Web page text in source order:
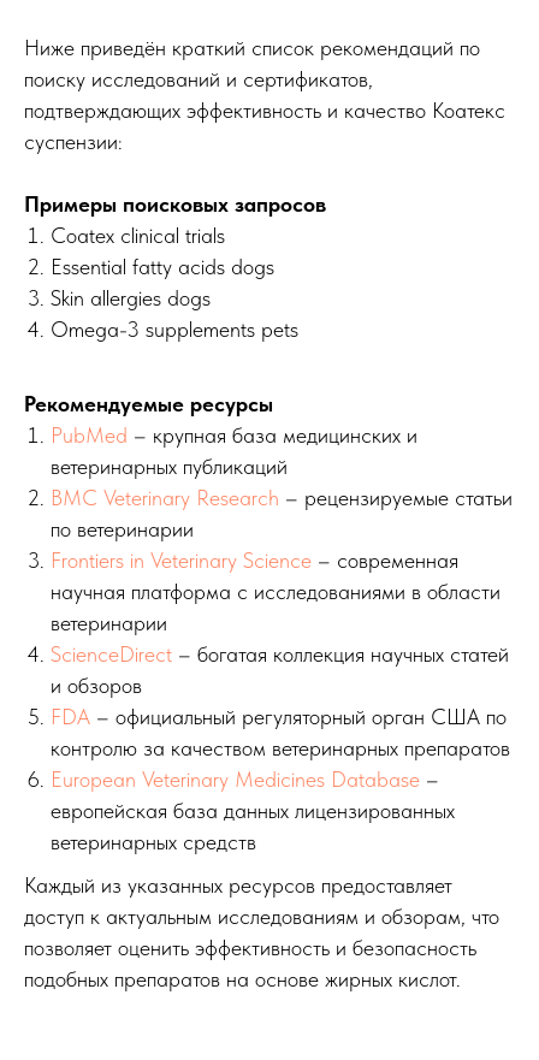
Ниже приведён краткий список рекомендаций по
поиску исследований и сертификатов,
подтверждающих эффективность и качество Коатекс
суспензии:
Примеры поисковых запросов
Coatex clinical trials
Essential fatty acids dogs
Skin allergies dogs
Omega-3 supplements pets
Рекомендуемые ресурсы
PubMed – крупная база медицинских и
ветеринарных публикаций
BMC Veterinary Research – рецензируемые статьи
по ветеринарии
Frontiers in Veterinary Science – современная
научная платформа с исследованиями в области
ветеринарии
ScienceDirect – богатая коллекция научных статей
и обзоров
FDA – официальный регуляторный орган США по
контролю за качеством ветеринарных препаратов
European Veterinary Medicines Database –
европейская база данных лицензированных
ветеринарных средств
Каждый из указанных ресурсов предоставляет
доступ к актуальным исследованиям и обзорам, что
позволяет оценить эффективность и безопасность
подобных препаратов на основе жирных кислот.